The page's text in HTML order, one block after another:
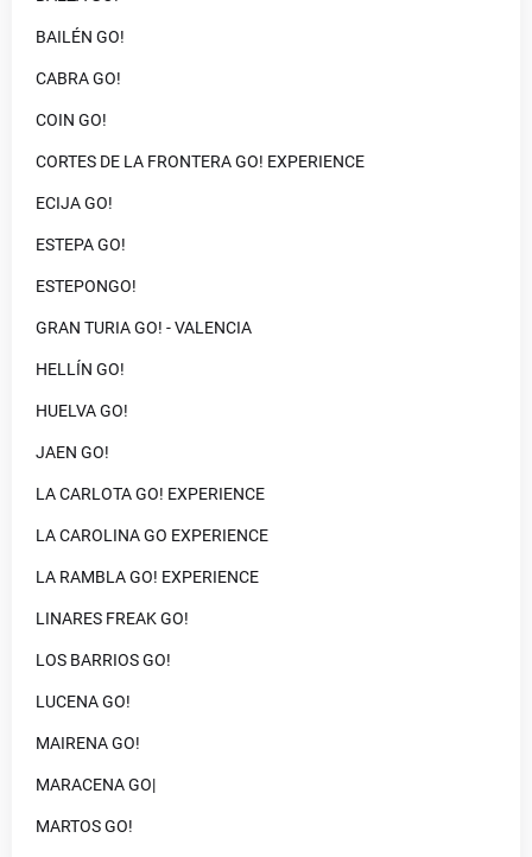
BAILÉN GO!
CABRA GO!
COIN GO!
CORTES DE LA FRONTERA GO! EXPERIENCE
ECIJA GO!
ESTEPA GO!
ESTEPONGO!
GRAN TURIA GO! - VALENCIA
HELLÍN GO!
HUELVA GO!
JAEN GO!
LA CARLOTA GO! EXPERIENCE
LA CAROLINA GO EXPERIENCE
LA RAMBLA GO! EXPERIENCE
LINARES FREAK GO!
LOS BARRIOS GO!
LUCENA GO!
MAIRENA GO!
MARACENA GO|
MARTOS GO!